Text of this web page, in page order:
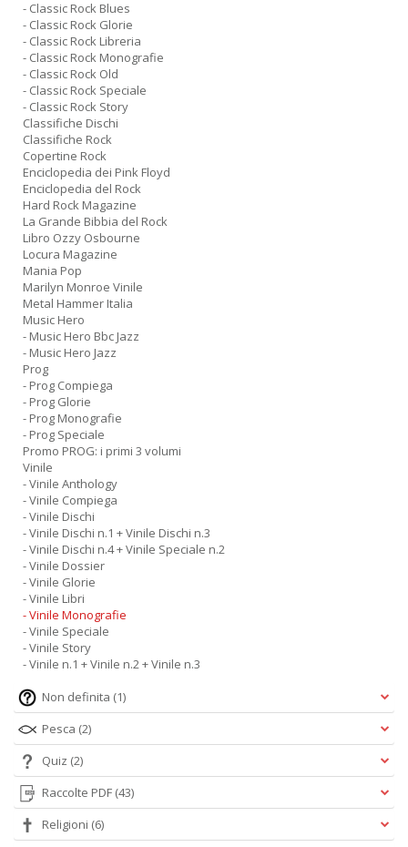
- Classic Rock Blues
- Classic Rock Glorie
- Classic Rock Libreria
- Classic Rock Monografie
- Classic Rock Old
- Classic Rock Speciale
- Classic Rock Story
Classifiche Dischi
Classifiche Rock
Copertine Rock
Enciclopedia dei Pink Floyd
Enciclopedia del Rock
Hard Rock Magazine
La Grande Bibbia del Rock
Libro Ozzy Osbourne
Locura Magazine
Mania Pop
Marilyn Monroe Vinile
Metal Hammer Italia
Music Hero
- Music Hero Bbc Jazz
- Music Hero Jazz
Prog
- Prog Compiega
- Prog Glorie
- Prog Monografie
- Prog Speciale
Promo PROG: i primi 3 volumi
Vinile
- Vinile Anthology
- Vinile Compiega
- Vinile Dischi
- Vinile Dischi n.1 + Vinile Dischi n.3
- Vinile Dischi n.4 + Vinile Speciale n.2
- Vinile Dossier
- Vinile Glorie
- Vinile Libri
- Vinile Monografie
- Vinile Speciale
- Vinile Story
- Vinile n.1 + Vinile n.2 + Vinile n.3
Non definita (1)
Pesca (2)
Quiz (2)
Raccolte PDF (43)
Religioni (6)